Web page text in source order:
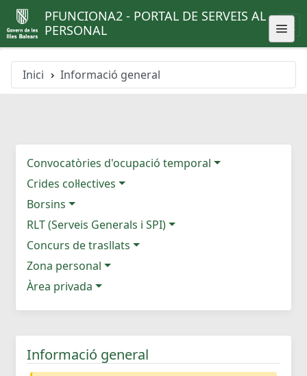
PFUNCIONA2 - PORTAL DE SERVEIS AL
PERSONAL
Inici Informació general
Convocatòries d'ocupació temporal
Crides col·lectives
Borsins
RLT (Serveis Generals i SPI)
Concurs de trasllats
Zona personal
Àrea privada
Informació general